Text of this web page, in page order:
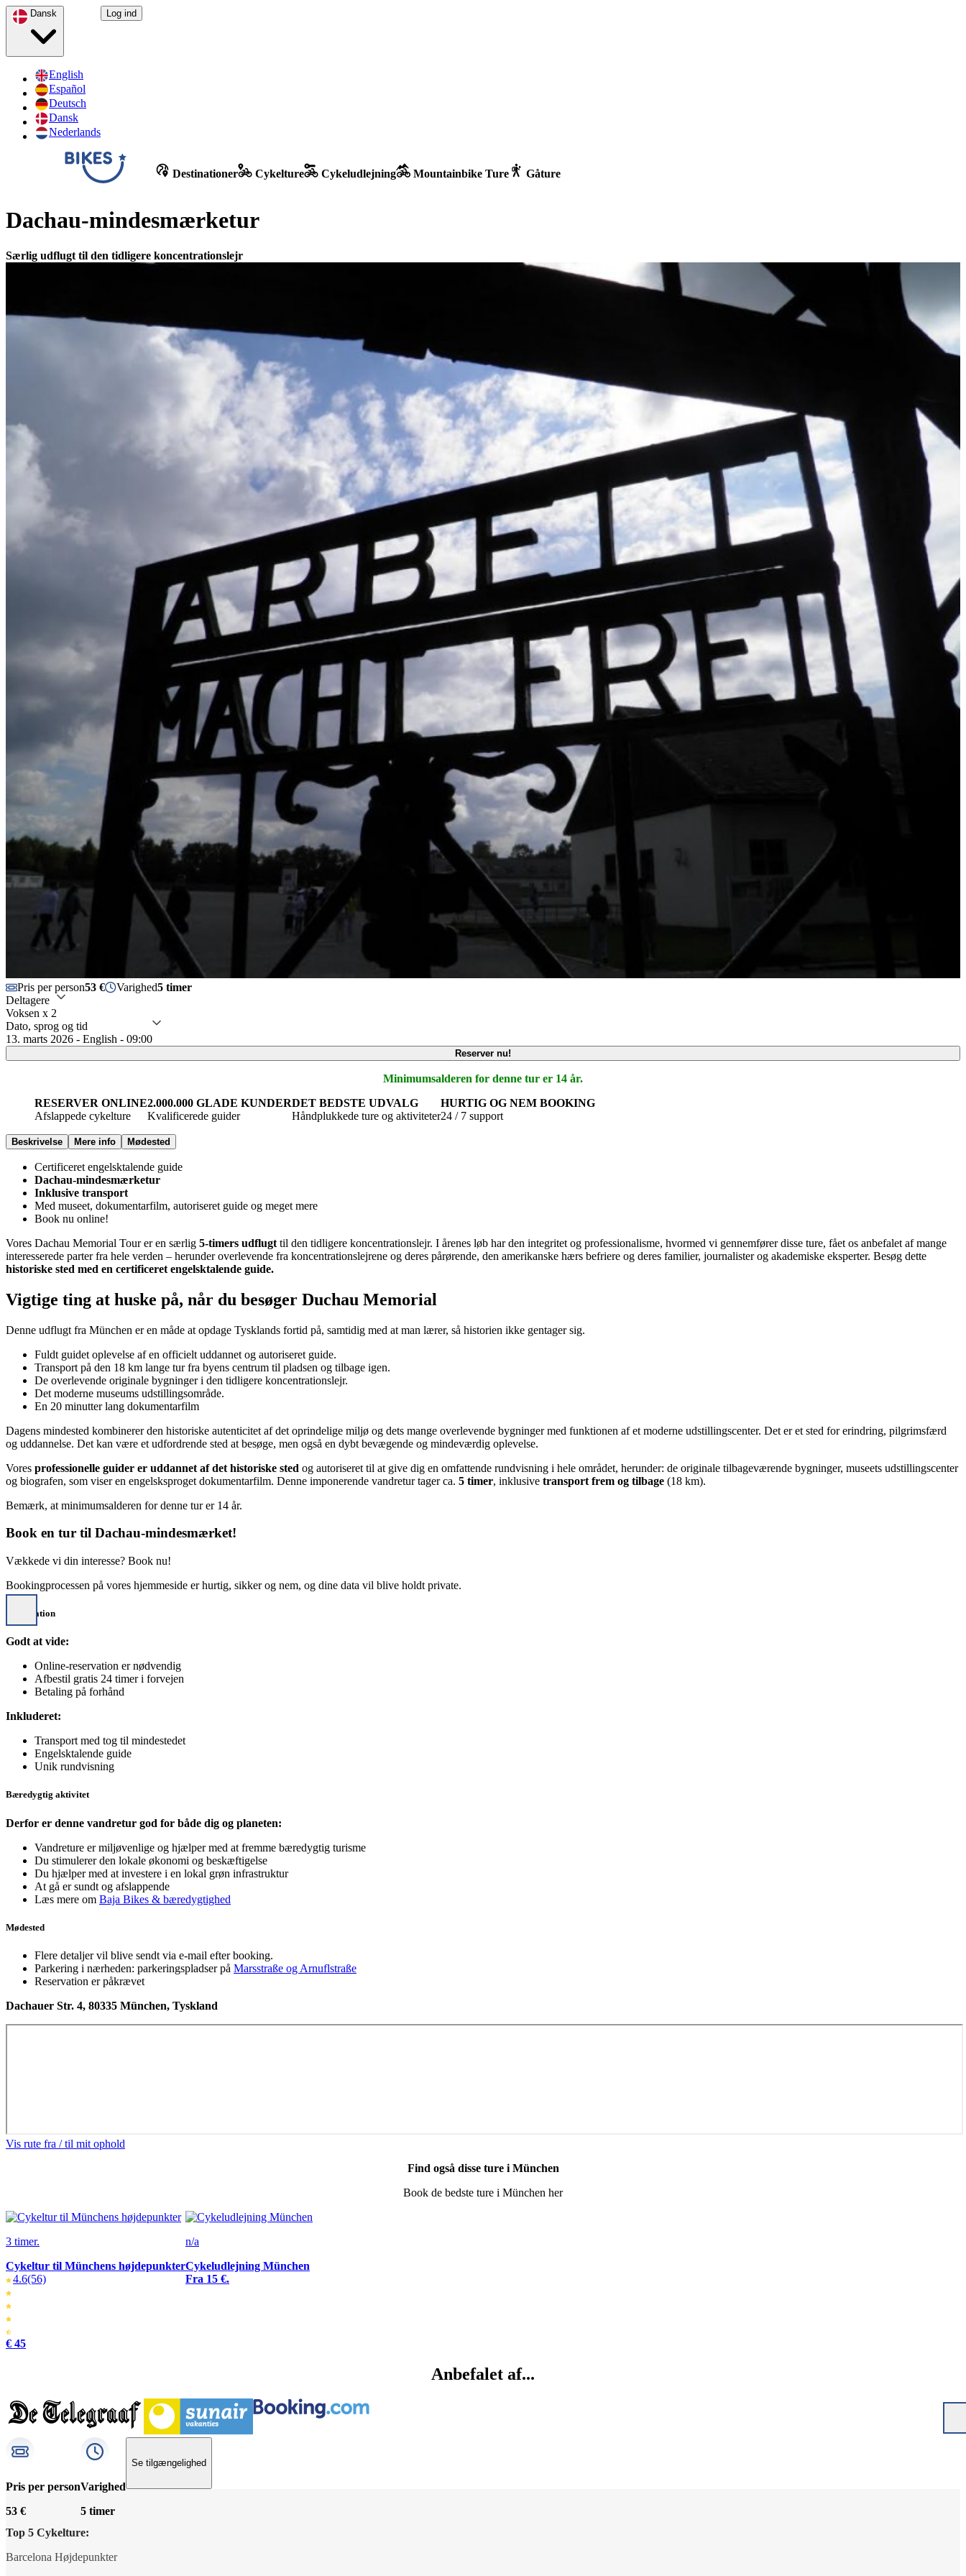
English
Español
Deutsch
Dansk
Nederlands
Log ind
Destinationer Cykelture Cykeludlejning Mountainbike Ture Gåture
Dachau-mindesmærketur
Særlig udflugt til den tidligere koncentrationslejr
Pris per person53 € Varighed5 timer
Deltagere
Voksen x 2
Dato, sprog og tid
13. marts 2026 - English - 09:00
Reserver nu!
Minimumsalderen for denne tur er 14 år.
RESERVER ONLINE
Afslappede cykelture
2.000.000 GLADE KUNDER
Kvalificerede guider
DET BEDSTE UDVALG
Håndplukkede ture og aktiviteter
HURTIG OG NEM BOOKING
24 / 7 support
Beskrivelse Mere info Mødested
Certificeret engelsktalende guide
Dachau-mindesmærketur
Inklusive transport
Med museet, dokumentarfilm, autoriseret guide og meget mere
Book nu online!
Vores Dachau Memorial Tour er en særlig 5-timers udflugt til den tidligere koncentrationslejr. I årenes løb har den integritet og professionalisme, hvormed vi gennemfører disse ture, fået os anbefalet af mange
interesserede parter fra hele verden – herunder overlevende fra koncentrationslejrene og deres pårørende, den amerikanske hærs befriere og deres familier, journalister og akademiske eksperter. Besøg dette
historiske sted med en certificeret engelsktalende guide.
Vigtige ting at huske på, når du besøger Duchau Memorial
Denne udflugt fra München er en måde at opdage Tysklands fortid på, samtidig med at man lærer, så historien ikke gentager sig.
Fuldt guidet oplevelse af en officielt uddannet og autoriseret guide.
Transport på den 18 km lange tur fra byens centrum til pladsen og tilbage igen.
De overlevende originale bygninger i den tidligere koncentrationslejr.
Det moderne museums udstillingsområde.
En 20 minutter lang dokumentarfilm
Dagens mindested kombinerer den historiske autenticitet af det oprindelige miljø og dets mange overlevende bygninger med funktionen af et moderne udstillingscenter. Det er et sted for erindring, pilgrimsfærd
og uddannelse. Det kan være et udfordrende sted at besøge, men også en dybt bevægende og mindeværdig oplevelse.
Vores professionelle guider er uddannet af det historiske sted og autoriseret til at give dig en omfattende rundvisning i hele området, herunder: de originale tilbageværende bygninger, museets udstillingscenter
og biografen, som viser en engelsksproget dokumentarfilm. Denne imponerende vandretur tager ca. 5 timer, inklusive transport frem og tilbage (18 km).
Bemærk, at minimumsalderen for denne tur er 14 år.
Book en tur til Dachau-mindesmærket!
Vækkede vi din interesse? Book nu!
Bookingprocessen på vores hjemmeside er hurtig, sikker og nem, og dine data vil blive holdt private.
Information
Godt at vide:
Online-reservation er nødvendig
Afbestil gratis 24 timer i forvejen
Betaling på forhånd
Inkluderet:
Transport med tog til mindestedet
Engelsktalende guide
Unik rundvisning
Bæredygtig aktivitet
Derfor er denne vandretur god for både dig og planeten:
Vandreture er miljøvenlige og hjælper med at fremme bæredygtig turisme
Du stimulerer den lokale økonomi og beskæftigelse
Du hjælper med at investere i en lokal grøn infrastruktur
At gå er sundt og afslappende
Læs mere om Baja Bikes & bæredygtighed
Mødested
Flere detaljer vil blive sendt via e-mail efter booking.
Parkering i nærheden: parkeringspladser på Marsstraße og Arnuflstraße
Reservation er påkrævet
Dachauer Str. 4, 80335 München, Tyskland
Vis rute fra / til mit ophold
Find også disse ture i München
Book de bedste ture i München her
3 timer.
Cykeltur til Münchens højdepunkter
4.6(56)
€ 45
n/a
Cykeludlejning München
Fra 15 €.
Anbefalet af...
Pris per person
53 €
Varighed
5 timer
Se tilgængelighed
Top 5 Cykelture:
Barcelona Højdepunkter